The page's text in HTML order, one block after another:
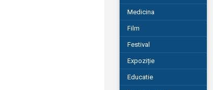
Medicina
Film
Festival
Expoziție
Educatie